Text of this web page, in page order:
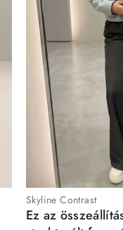
Skyline Contrast
Ez az